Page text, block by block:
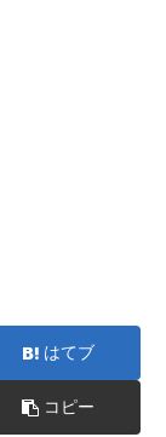
はてブ
コピー